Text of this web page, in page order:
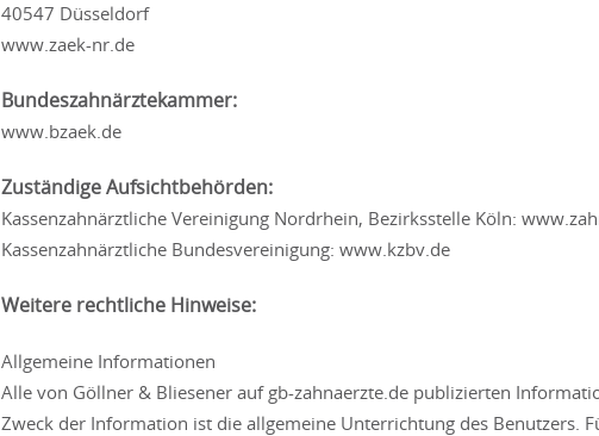
40547 Düsseldorf
www.zaek-nr.de
Bundeszahnärztekammer:
www.bzaek.de
Zuständige Aufsichtbehörden:
Kassenzahnärztliche Vereinigung Nordrhein, Bezirksstelle Köln:
Kassenzahnärztliche Bundesvereinigung: www.kzbv.de
Weitere rechtliche Hinweise:
Allgemeine Informationen
Alle von Göllner & Bliesener auf gb-zahnaerzte.de publizierten
Zweck der Information ist die allgemeine Unterrichtung des Benutzers.